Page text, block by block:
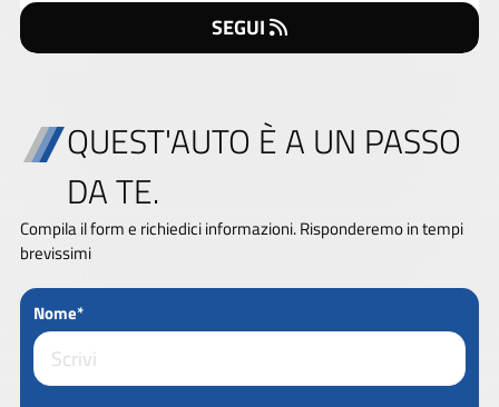
SEGUI
QUEST'AUTO È A UN PASSO
DA TE.
Compila il form e richiedici informazioni. Risponderemo in tempi
brevissimi
Nome*